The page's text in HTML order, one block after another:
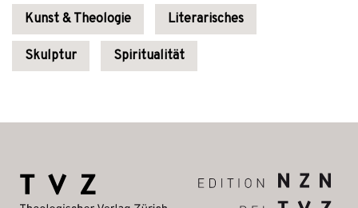
Kunst & Theologie Literarisches
Skulptur Spiritualität